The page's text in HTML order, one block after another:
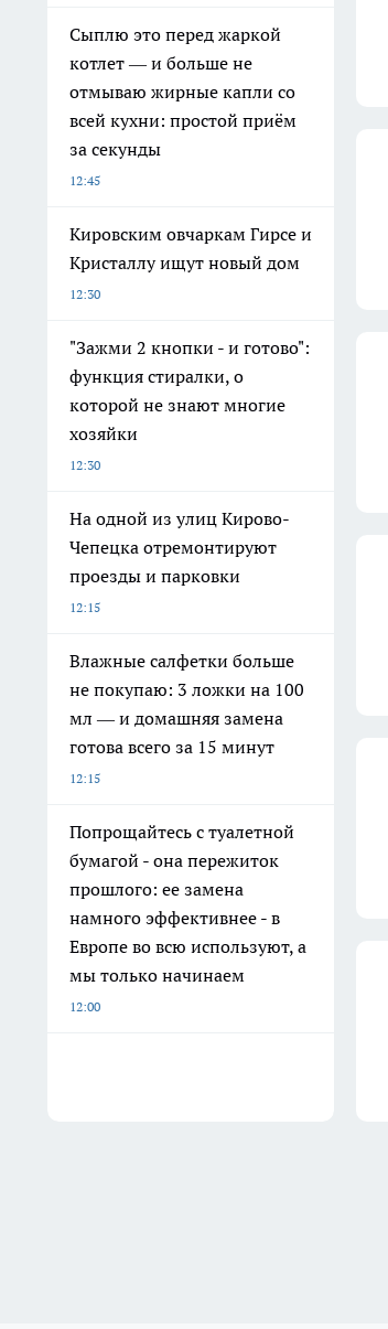
Сыплю это перед жаркой
котлет — и больше не
отмываю жирные капли со
всей кухни: простой приём
за секунды
12:45
Кировским овчаркам Гирсе и
Кристаллу ищут новый дом
12:30
"Зажми 2 кнопки - и готово":
функция стиралки, о
которой не знают многие
хозяйки
12:30
На одной из улиц Кирово-
Чепецка отремонтируют
проезды и парковки
12:15
Влажные салфетки больше
не покупаю: 3 ложки на 100
мл — и домашняя замена
готова всего за 15 минут
12:15
Попрощайтесь с туалетной
бумагой - она пережиток
прошлого: ее замена
намного эффективнее - в
Европе во всю используют, а
мы только начинаем
12:00